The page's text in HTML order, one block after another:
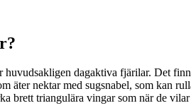
huvudsakligen dagaktiva fjärilar. Det
äter nektar med sugsnabel, som kan
brett triangulära vingar som när de